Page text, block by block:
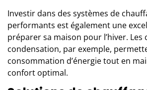
Investir dans des systèmes de
performants est également une
préparer sa maison pour l’hiver. Les
condensation, par exemple,
consommation d’énergie tout en
confort optimal.